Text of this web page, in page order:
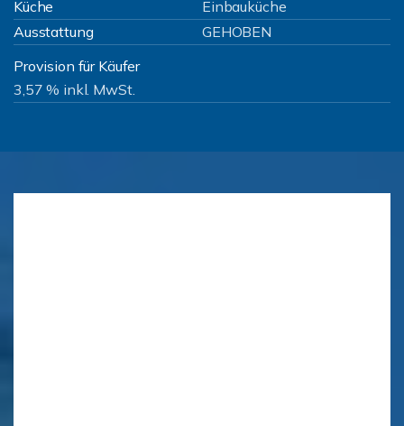
Küche
Einbauküche
Ausstattung
GEHOBEN
Provision für Käufer
3,57 % inkl. MwSt.